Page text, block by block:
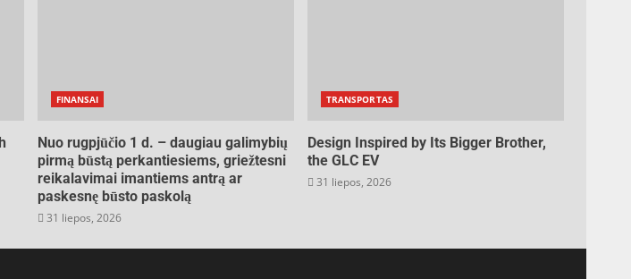
FINANSAI
Nuo rugpjūčio 1 d. – daugiau galimybių
pirmą būstą perkantiesiems, griežtesni
reikalavimai imantiems antrą ar
paskesnę būsto paskolą
31 liepos, 2026
TRANSPORTAS
Design Inspired by Its Bigger Brother,
the GLC EV
31 liepos, 2026